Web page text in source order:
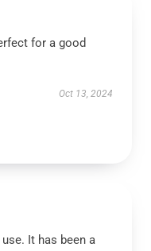
for a good
Oct 13, 2024
It has been a